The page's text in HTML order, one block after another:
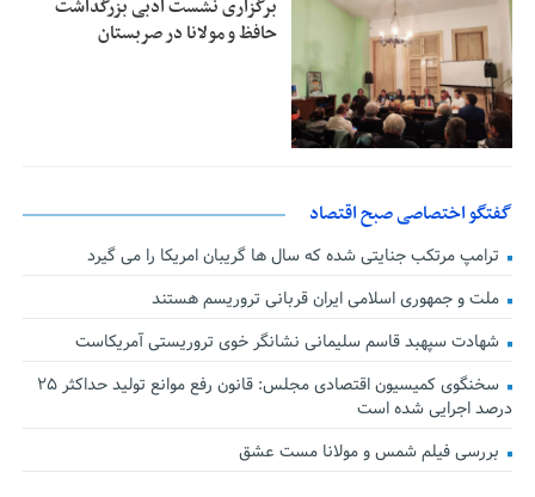
برگزاری نشست ادبی بزرگداشت
حافظ و مولانا در صربستان
گفتگو اختصاصی صبح اقتصاد
ترامپ مرتکب جنایتی شده که سال ها گریبان امریکا را می گیرد
ملت و جمهوری اسلامی ایران قربانی تروریسم هستند
شهادت سپهبد قاسم سلیمانی نشانگر خوی تروریستی آمریکاست
سخنگوی کمیسیون اقتصادی مجلس: قانون رفع موانع تولید حداکثر ۲۵
درصد اجرایی شده است
بررسی فیلم شمس و مولانا مست عشق